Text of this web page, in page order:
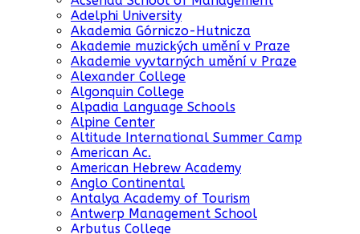
Adelphi University
Akademia Górniczo-Hutnicza
Akademie muzických umění v Praze
Akademie vyvtarných umění v Praze
Alexander College
Algonquin College
Alpadia Language Schools
Alpine Center
Altitude International Summer Camp
American Ac.
American Hebrew Academy
Anglo Continental
Antalya Academy of Tourism
Antwerp Management School
Arbutus College